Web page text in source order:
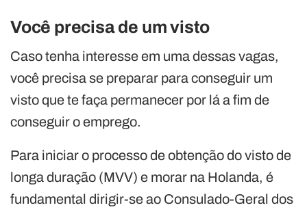
Você precisa de um visto
Caso tenha interesse em uma dessas vagas,
você precisa se preparar para conseguir um
visto que te faça permanecer por lá a fim de
conseguir o emprego.
Para iniciar o processo de obtenção do visto de
longa duração (MVV) e morar na Holanda, é
fundamental dirigir-se ao Consulado-Geral dos